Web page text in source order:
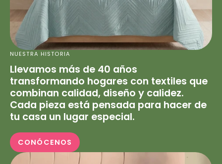
NUESTRA HISTORIA
Llevamos más de 40 años
transformando hogares con textiles que
combinan calidad, diseño y calidez.
Cada pieza está pensada para hacer de
tu casa un lugar especial.
CONÓCENOS